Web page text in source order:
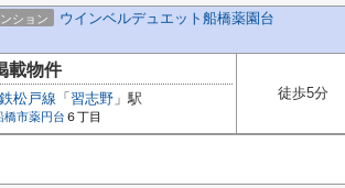
ション ウインベルデュエット船橋薬園台
載物件
松戸線 「 習志野 」駅
橋市薬円台 ６丁目
徒歩5分